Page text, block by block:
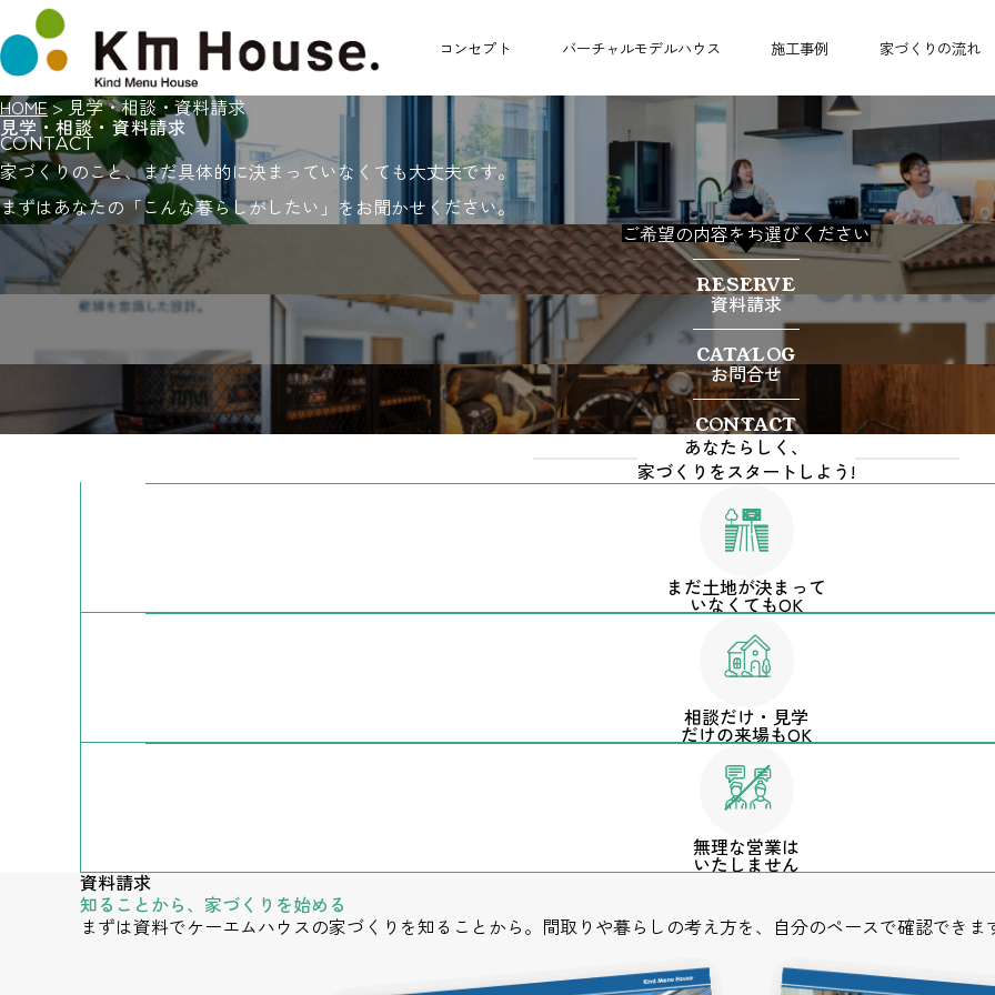
コンセプト バーチャルモデルハウス 施工事例 家づくりの流れ
HOME>見学・相談・資料請求
見学・相談・資料請求
CONTACT
家づくりのこと、まだ具体的に決まっていなくても大丈夫です。
まずはあなたの「こんな暮らしがしたい」をお聞かせください。
ご希望の内容をお選びください
見学・相談予約
RESERVE
資料請求
CATALOG
お問合せ
CONTACT
あなたらしく、
家づくりをスタートしよう!
まだ土地が決まって
いなくてもOK
相談だけ・見学
だけの来場もOK
無理な営業は
いたしません
資料請求
知ることから、家づくりを始める
まずは資料でケーエムハウスの家づくりを知ることから。間取りや暮らしの考え方を、自分のペースで確認できま